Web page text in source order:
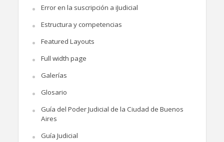
Error en la suscripción a iJudicial
Estructura y competencias
Featured Layouts
Full width page
Galerías
Glosario
Guía del Poder Judicial de la Ciudad de Buenos
Aires
Guía Judicial